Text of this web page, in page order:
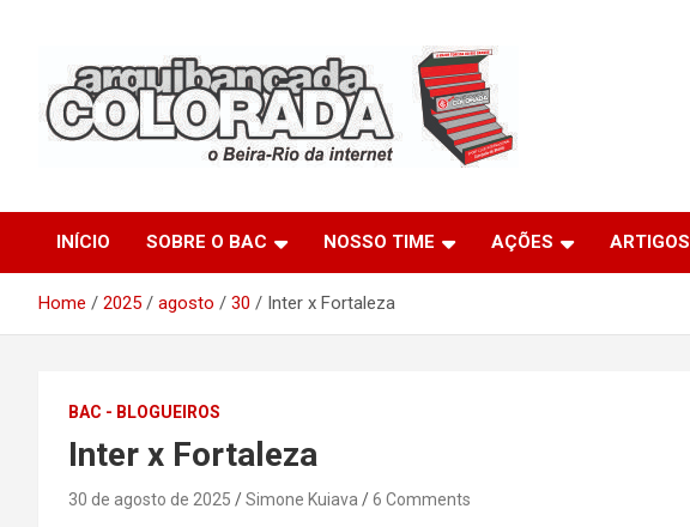
Arquibancada Colorada
INÍCIO SOBRE O BAC NOSSO TIME AÇÕES ARTIGOS
Home 2025 agosto 30 Inter x Fortaleza
BAC - BLOGUEIROS
Inter x Fortaleza
30 de agosto de 2025 Simone Kuiava 6 Comments